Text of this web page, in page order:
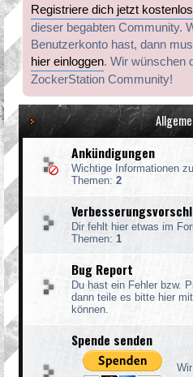
Registriere dich jetzt kostenlos
dieser begabten Community.
Benutzerkonto hast, dann
hier einloggen. Wir wünschen
ZockerStation Community!
Ankündigungen
Wichtige Informationen
Themen: 2
Dir fehlt hier etwas im
Themen: 1
Bug Report
Du hast ein Fehler bzw.
dann teile es bitte hier
können.
Spende senden